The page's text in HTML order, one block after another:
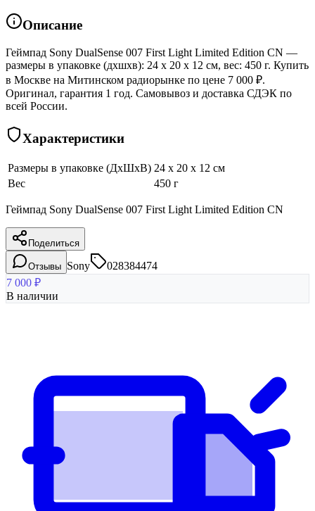
Описание
Геймпад Sony DualSense 007 First Light Limited Edition CN —
размеры в упаковке (дхшхв): 24 x 20 x 12 см, вес: 450 г. Купить
в Москве на Митинском радиорынке по цене 7 000 ₽.
Оригинал, гарантия 1 год. Самовывоз и доставка СДЭК по
всей России.
Характеристики
Размеры в упаковке (ДхШхВ) 24 x 20 x 12 см
Вес
450 г
Геймпад Sony DualSense 007 First Light Limited Edition CN
Поделиться
Отзывы Sony
028384474
7 000 ₽
В наличии